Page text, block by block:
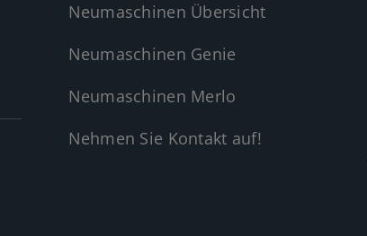
Neumaschinen Übersicht
Neumaschinen Genie
Neumaschinen Merlo
Nehmen Sie Kontakt auf!